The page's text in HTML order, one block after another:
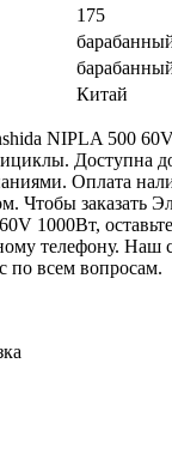
175
Китай
NIPLA 500
Доступна
Оплата
Чтобы заказать
1000Вт,
телефону. Наш
по всем вопросам.